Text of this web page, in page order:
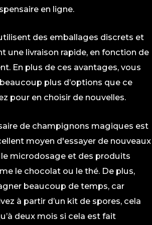
en ligne.
des emballages discrets et
une livraison rapide, en fonction de
En plus de ces avantages, vous
plus d’options que ce
pour en choisir de nouvelles.
de champignons magiques est
moyen d'essayer de nouveaux
microdosage et des produits
le chocolat ou le thé. De plus,
beaucoup de temps, car
à partir d’un kit de spores, cela
deux mois si cela est fait